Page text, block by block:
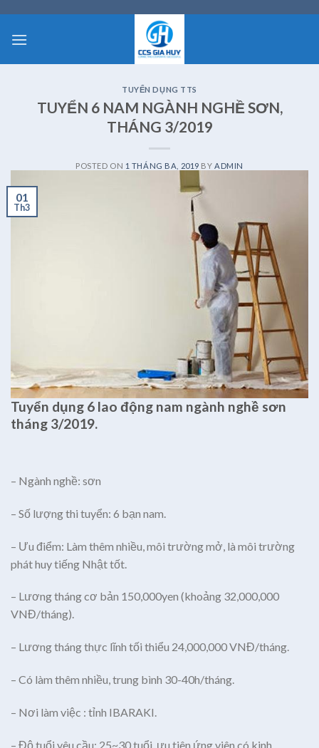
content
TUYỂN DỤNG TTS
TUYỂN 6 NAM NGÀNH NGHỀ SƠN,
THÁNG 3/2019
POSTED ON 1 THÁNG BA, 2019 BY ADMIN
01
Th3
Tuyển dụng 6 lao động nam ngành nghề sơn
tháng 3/2019.
– Ngành nghề: sơn
– Số lượng thi tuyển: 6 bạn nam.
– Ưu điểm: Làm thêm nhiều, môi trường mở, là môi trường
phát huy tiếng Nhật tốt.
– Lương tháng cơ bản 150,000yen (khoảng 32,000,000
VNĐ/tháng).
– Lương tháng thực lĩnh tối thiểu 24,000,000 VNĐ/tháng.
– Có làm thêm nhiều, trung bình 30-40h/tháng.
– Nơi làm việc : tỉnh IBARAKI.
– Độ tuổi yêu cầu: 25~30 tuổi, ưu tiên ứng viên có kinh